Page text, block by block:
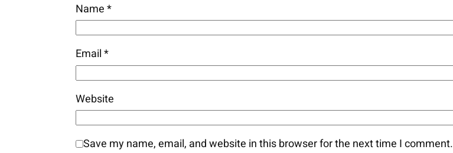
Name*
Email*
Website
Save my name, email, and website in this browser for the next time I comment.